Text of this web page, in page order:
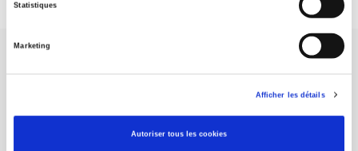
Statistiques
Marketing
Afficher les détails
Autoriser tous les cookies
SCIENCES PO UNIVERSITY PRESS has a threefold role: to publish